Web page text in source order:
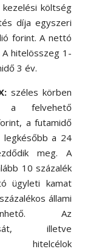
költség
díja egyszeri
forint. A nettó
hitelösszeg 1-
3 év.
: széles körben
a felvehető
a futamidő
a 24
meg. A
10 százalék
ügyleti kamat
állami
Az
illetve
hitelcélok